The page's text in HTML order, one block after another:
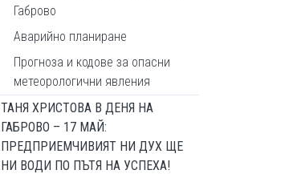
Габрово
Аварийно планиране
Прогноза и кодове за опасни
метеорологични явления
ТАНЯ ХРИСТОВА В ДЕНЯ НА
ГАБРОВО – 17 МАЙ:
ПРЕДПРИЕМЧИВИЯТ НИ ДУХ ЩЕ
НИ ВОДИ ПО ПЪТЯ НА УСПЕХА!